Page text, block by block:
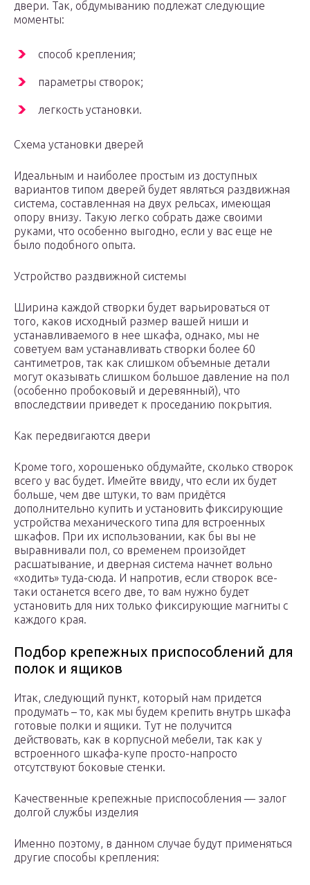
двери. Так, обдумыванию подлежат следующие
моменты:
способ крепления;
параметры створок;
легкость установки.
Схема установки дверей
Идеальным и наиболее простым из доступных
вариантов типом дверей будет являться раздвижная
система, составленная на двух рельсах, имеющая
опору внизу. Такую легко собрать даже своими
руками, что особенно выгодно, если у вас еще не
было подобного опыта.
Устройство раздвижной системы
Ширина каждой створки будет варьироваться от
того, каков исходный размер вашей ниши и
устанавливаемого в нее шкафа, однако, мы не
советуем вам устанавливать створки более 60
сантиметров, так как слишком объемные детали
могут оказывать слишком большое давление на пол
(особенно пробоковый и деревянный), что
впоследствии приведет к проседанию покрытия.
Как передвигаются двери
Кроме того, хорошенько обдумайте, сколько створок
всего у вас будет. Имейте ввиду, что если их будет
больше, чем две штуки, то вам придётся
дополнительно купить и установить фиксирующие
устройства механического типа для встроенных
шкафов. При их использовании, как бы вы не
выравнивали пол, со временем произойдет
расшатывание, и дверная система начнет вольно
«ходить» туда-сюда. И напротив, если створок все-
таки останется всего две, то вам нужно будет
установить для них только фиксирующие магниты с
каждого края.
Подбор крепежных приспособлений для
полок и ящиков
Итак, следующий пункт, который нам придется
продумать – то, как мы будем крепить внутрь шкафа
готовые полки и ящики. Тут не получится
действовать, как в корпусной мебели, так как у
встроенного шкафа-купе просто-напросто
отсутствуют боковые стенки.
Качественные крепежные приспособления — залог
долгой службы изделия
Именно поэтому, в данном случае будут применяться
другие способы крепления: